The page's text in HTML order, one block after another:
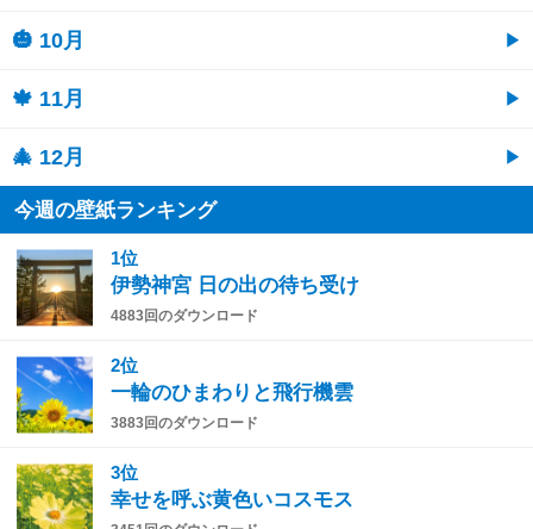
🎃 10月
🍁 11月
🎄 12月
今週の壁紙ランキング
1位
伊勢神宮 日の出の待ち受け
4883回のダウンロード
2位
一輪のひまわりと飛行機雲
3883回のダウンロード
3位
幸せを呼ぶ黄色いコスモス